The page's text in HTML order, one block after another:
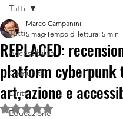
Tutti
Accessibilità
Comunità
Diritti
Educazione
Tutti
REPLACED:
platform cyberpunk
art, azione e
Marco Campanini
5 mag Tempo di lettura: 5 min
Valutazione NaN stelle su 5.